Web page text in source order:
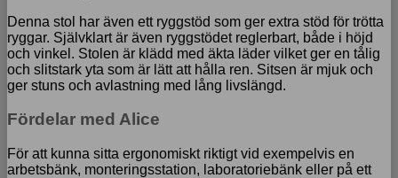
Denna stol har även ett ryggstöd som ger extra stöd för trötta
ryggar. Självklart är även ryggstödet reglerbart, både i höjd
och vinkel. Stolen är klädd med äkta läder vilket ger en tålig
och slitstark yta som är lätt att hålla ren. Sitsen är mjuk och
ger stuns och avlastning med lång livslängd.
Fördelar med Alice
För att kunna sitta ergonomiskt riktigt vid exempelvis en
arbetsbänk, monteringsstation, laboratoriebänk eller på ett